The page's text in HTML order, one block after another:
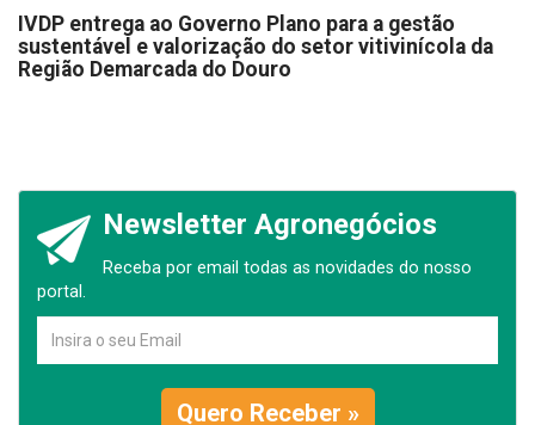
IVDP entrega ao Governo Plano para a gestão
sustentável e valorização do setor vitivinícola da
Região Demarcada do Douro
Newsletter Agronegócios
Receba por email todas as novidades do nosso
portal.
Quero Receber »